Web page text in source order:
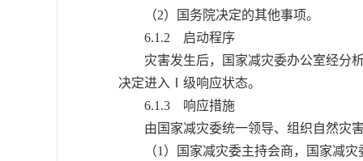
（2）国务院决定的其他事项。
6.1.2 启动程序
灾害发生后，国家减灾委办公室经分析
决定进入Ⅰ级响应状态。
6.1.3 响应措施
由国家减灾委统一领导、组织自然灾
（1）国家减灾委主持会商，国家减灾